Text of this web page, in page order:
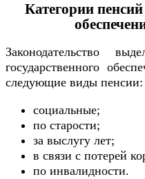
Категории
Законодательство
государственного
следующие виды пенсии:
социальные;
по старости;
за выслугу лет;
в связи с потерей
по инвалидности.